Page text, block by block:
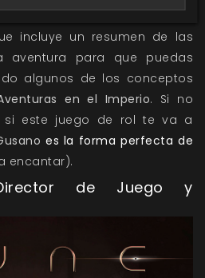
una guía de inicio rápido
incluye un resumen de las
aventura para que puedas
algunos de los conceptos
en el Imperio. Si no
si este juego de rol te va a
es la forma perfecta de
encantar).
de Juego y